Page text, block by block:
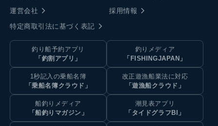
運営会社
採用情報
特定商取引法に基づく表記
釣り船予約アプリ
「釣割アプリ」
釣りメディア
「FISHINGJAPAN」
1秒記入の乗船名簿
「乗船名簿クラウド」
改正遊漁船業法に対応
「遊漁船クラウド」
船釣りメディア
「船釣りマガジン」
潮見表アプリ
「タイドグラフBI」